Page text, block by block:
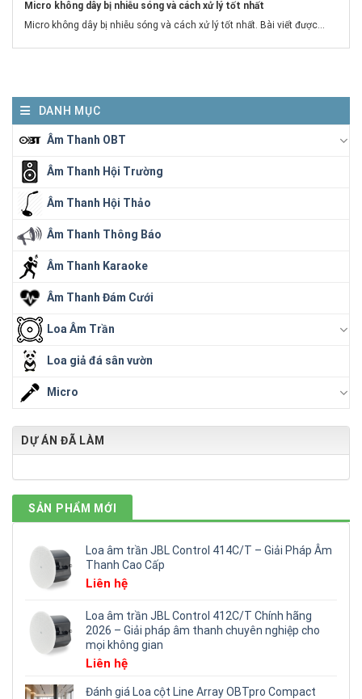
DANH MỤC
Âm Thanh OBT
Âm Thanh Hội Trường
Âm Thanh Hội Thảo
Âm Thanh Thông Báo
Âm Thanh Karaoke
Âm Thanh Đám Cưới
Loa Âm Trần
Loa giả đá sân vườn
Micro
DỰ ÁN ĐÃ LÀM
SẢN PHẨM MỚI
Loa âm trần JBL Control 414C/T – Giải Pháp Âm
Thanh Cao Cấp
Liên hệ
Loa âm trần JBL Control 412C/T Chính hãng
2026 – Giải pháp âm thanh chuyên nghiệp cho
mọi không gian
Liên hệ
Đánh giá Loa cột Line Array OBTpro Compact
Micro không dây bị nhiễu sóng và cách xử lý tốt nhất
Micro không dây bị nhiễu sóng và cách xử lý tốt nhất. Bài viết được...